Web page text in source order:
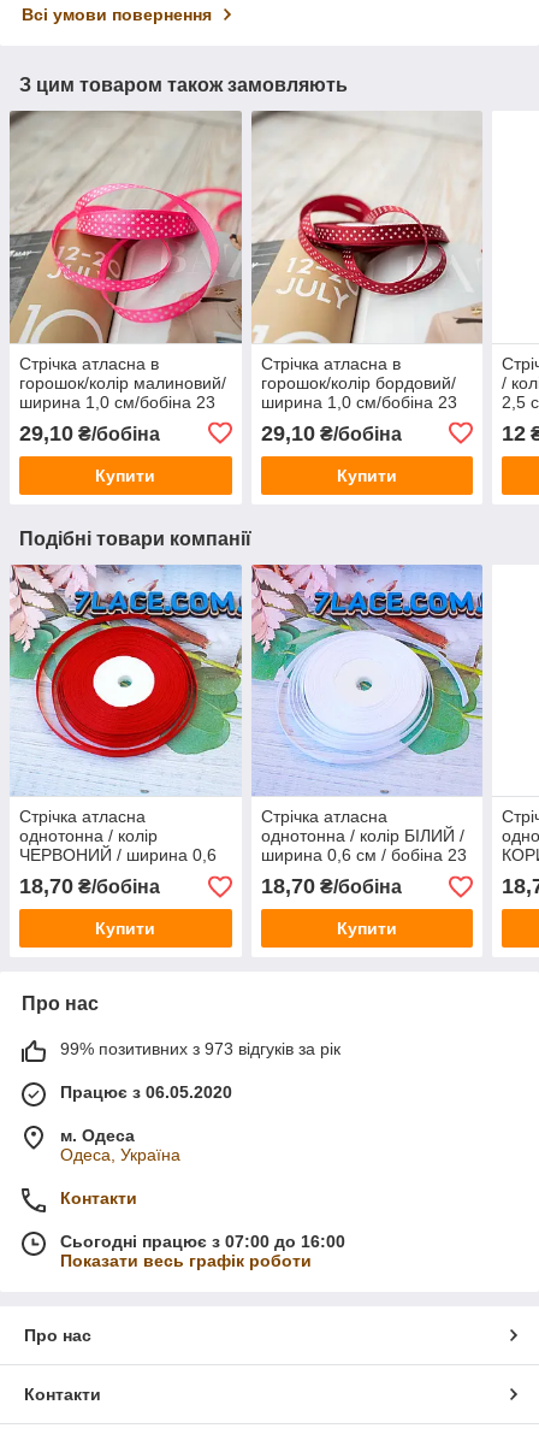
Всі умови повернення
З цим товаром також замовляють
Стрічка атласна в
горошок/колір малиновий/
ширина 1,0 см/бобіна 23
29,10 ₴/бобіна
Купити
Стрічка атласна в
горошок/колір бордовий/
ширина 1,0 см/бобіна 23
29,10₴/бобіна
Купити
/
2,5
12
Подібні товари компанії
Стрічка атласна
однотонна / колір
ЧЕРВОНИЙ / ширина 0,6
см / бобіна 23 м
18,70 ₴/бобіна
Купити
Стрічка атласна
однотонна / колір БІЛИЙ /
ширина 0,6 см / бобіна 23
м
18,70₴/бобіна
Купити
0,6
Про нас
99% позитивних з 973 відгуків за рік
Працює з 06.05.2020
м. Одеса
Одеса, Україна
Контакти
Сьогодні працює з 07:00 до 16:00
Показати весь графік роботи
Про нас
Контакти